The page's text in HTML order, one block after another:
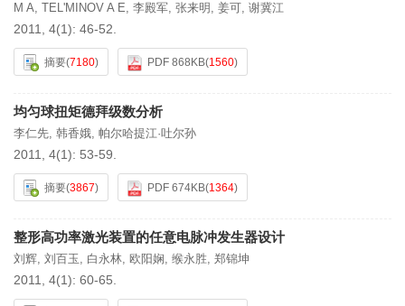
M A, TEL'MINOV A E, 李殿军, 张来明 , 姜可, 谢冀江
2011, 4(1): 46-52.
摘要(7180) PDF 868KB(1560)
均匀球扭矩德拜级数分析
李仁先, 韩香娥, 帕尔哈提江·吐尔孙
2011, 4(1): 53-59.
摘要(3867) PDF 674KB(1364)
整形高功率激光装置的任意电脉冲发生器设计
刘辉, 刘百玉, 白永林, 欧阳娴, 缑永胜, 郑锦坤
2011, 4(1): 60-65.